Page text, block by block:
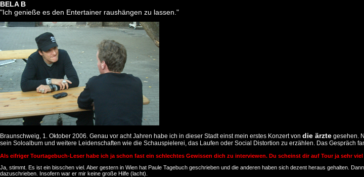
BELA B
"Ich genieße es den Entertainer raushängen zu lassen."
Braunschweig, 1. Oktober 2006. Genau vor acht Jahren habe ich in dieser Stadt einst mein erstes Konzert von die ärzte gesehen.
sein Soloalbum und weitere Leidenschaften wie die Schauspielerei, das Laufen oder Social Distortion zu erzählen. Das Gespräch
Als eifriger Tourtagebuch-Leser habe ich ja schon fast ein schlechtes Gewissen dich zu interviewen. Du scheinst dir auf Tour ja sehr
Ja, stimmt. Es ist ein bisschen viel. Aber gestern in Wien hat Paule Tagebuch geschrieben und die anderen haben sich dezent heraus gehalten.
dazuschrieben. Insofern war er mir keine große Hilfe (lacht).